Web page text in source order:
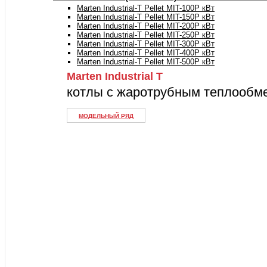
Marten Industrial-T Pellet MIT-100P кВт
Marten Industrial-T Pellet MIT-150P кВт
Marten Industrial-T Pellet MIT-200P кВт
Marten Industrial-T Pellet MIT-250P кВт
Marten Industrial-T Pellet MIT-300P кВт
Marten Industrial-T Pellet MIT-400P кВт
Marten Industrial-T Pellet MIT-500P кВт
Marten Industrial Т
котлы с жаротрубным
МОДЕЛЬНЫЙ РЯД